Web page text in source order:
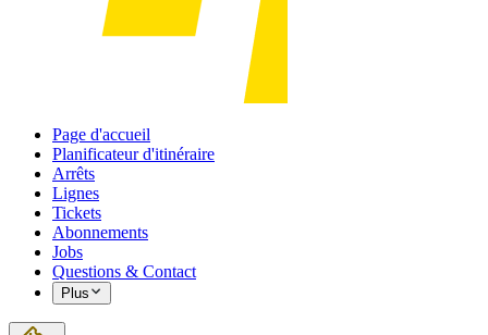
Page d'accueil
Planificateur d'itinéraire
Arrêts
Lignes
Tickets
Abonnements
Jobs
Questions & Contact
Plus